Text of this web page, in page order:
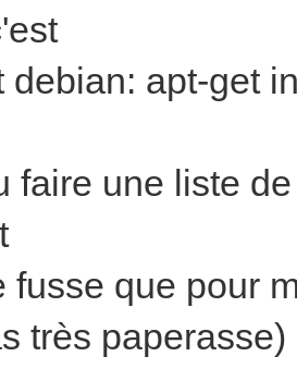
debian: apt-get
faire une liste
fusse que pour
très paperasse)